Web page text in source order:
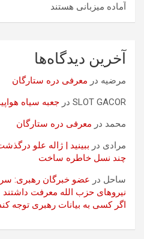
آماده میزبانی هستند
آخرین دیدگاه‌ها
مرضیه در معرفی دره ستارگان
SLOT GACOR در جعبه سیاه
محمد در معرفی دره ستارگان
مرادی در ببینید | ژاله علو
چند نسل خاطره ساخت
ساحل در عضو خبرگان رهبری:
نیروهای حزب الله معرفت
اگر کسی به بیانات رهبری توجه